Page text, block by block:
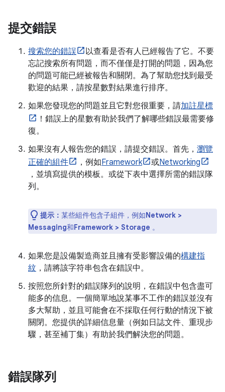
提交錯誤
搜索您的錯誤
以查看是否有人已經報告了它。不要
忘記搜索所有問題，而不僅僅是打開的問題，因為您
的問題可能已經被報告和關閉。為了幫助您找到最受
歡迎的結果，請按星數對結果進行排序。
如果您發現您的問題並且它對您很重要，請加註星標
！錯誤上的星數有助於我們了解哪些錯誤最需要修
復。
如果沒有人報告您的錯誤，請提交錯誤。首先， 瀏覽
正確的組件
，例如Framework 或Networking
，並填寫提供的模板。或從下表中選擇所需的錯誤隊
列。
提示： 某些組件包含子組件，例如Network >
Messaging和Framework > Storage 。
如果您是設備製造商並且擁有受影響設備的構建指
紋 ，請將該字符串包含在錯誤中。
按照您所針對的錯誤隊列的說明，在錯誤中包含盡可
能多的信息。一個簡單地說某事不工作的錯誤並沒有
多大幫助，並且可能會在不採取任何行動的情況下被
關閉。您提供的詳細信息量（例如日誌文件、重現步
驟，甚至補丁集）有助於我們解決您的問題。
錯誤隊列